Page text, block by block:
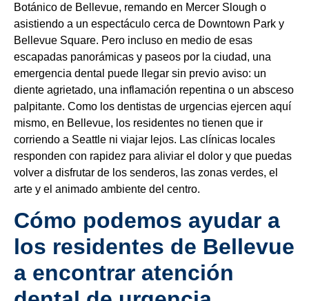
Botánico de Bellevue, remando en Mercer Slough o
asistiendo a un espectáculo cerca de Downtown Park y
Bellevue Square. Pero incluso en medio de esas
escapadas panorámicas y paseos por la ciudad, una
emergencia dental puede llegar sin previo aviso: un
diente agrietado, una inflamación repentina o un absceso
palpitante. Como los dentistas de urgencias ejercen aquí
mismo, en Bellevue, los residentes no tienen que ir
corriendo a Seattle ni viajar lejos. Las clínicas locales
responden con rapidez para aliviar el dolor y que puedas
volver a disfrutar de los senderos, las zonas verdes, el
arte y el animado ambiente del centro.
Cómo podemos ayudar a
los residentes de Bellevue
a encontrar atención